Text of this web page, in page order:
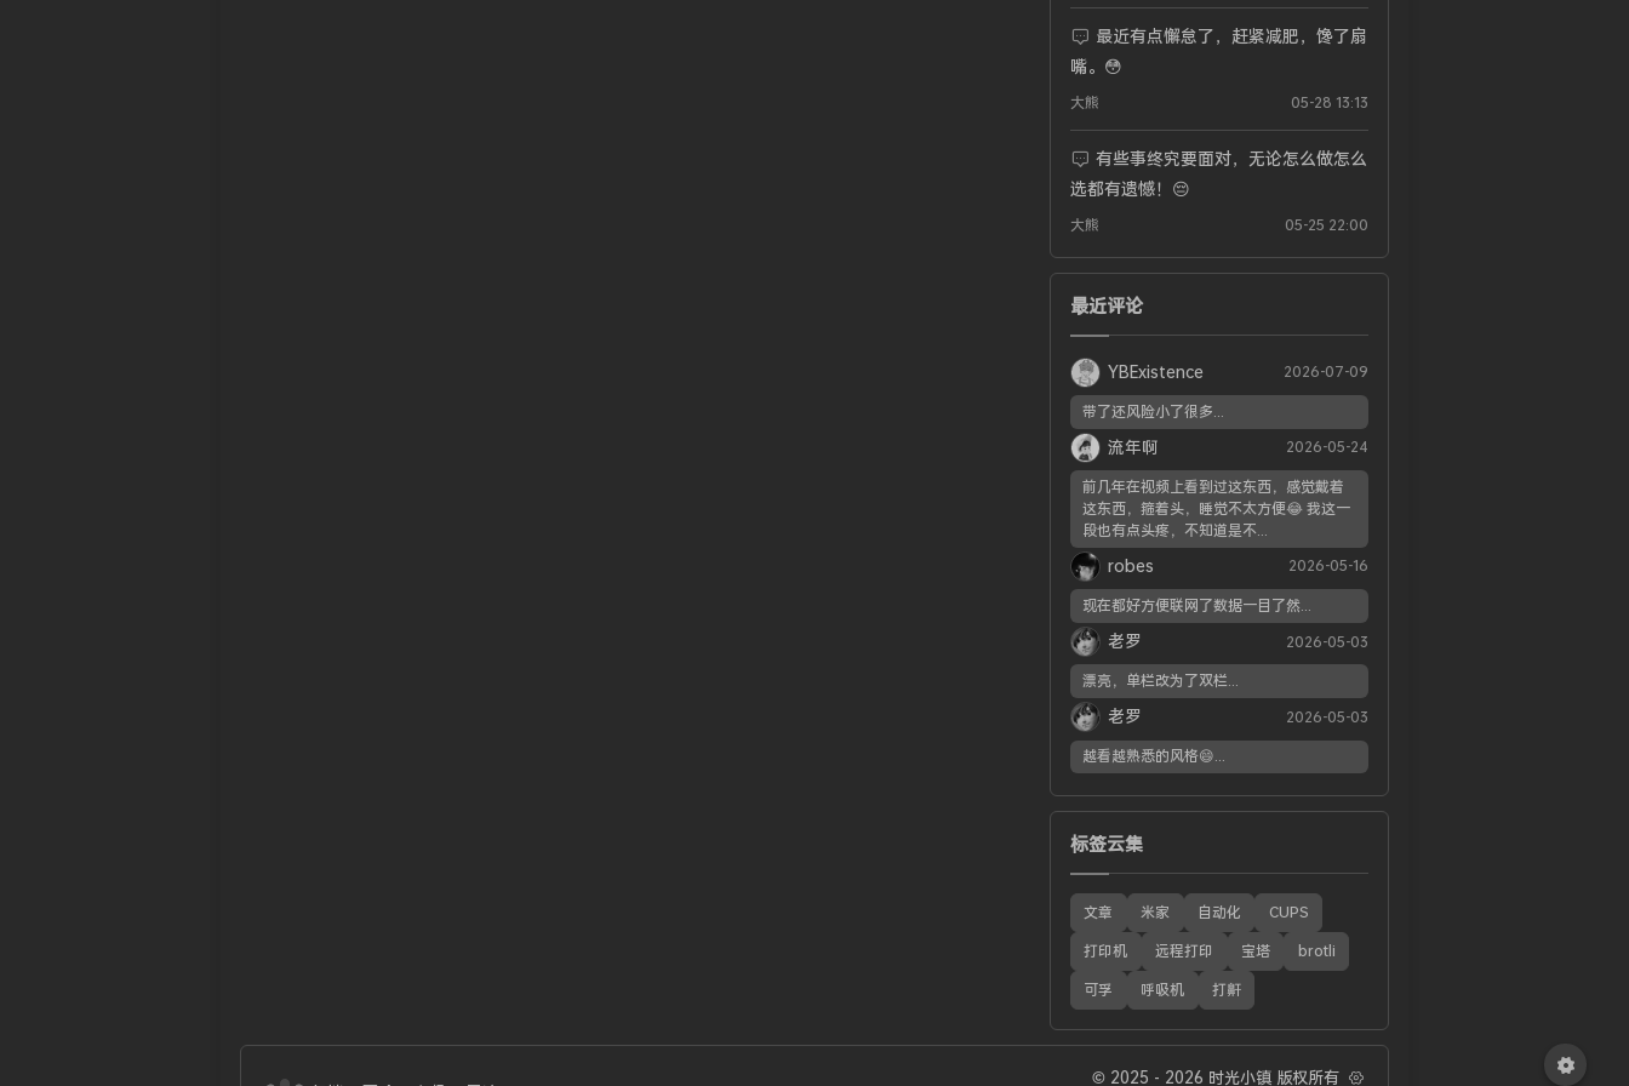
最近有点懈怠了，赶紧减肥，馋了扇
嘴。😳
大熊 05-28 13:13
有些事终究要面对，无论怎么做怎么
选都有遗憾！😔
大熊 05-25 22:00
最近评论
YBExistence 2026-07-09
带了还风险小了很多...
流年啊 2026-05-24
前几年在视频上看到过这东西，感觉戴着
这东西，箍着头，睡觉不太方便😂 我这一
段也有点头疼，不知道是不...
robes 2026-05-16
现在都好方便联网了数据一目了然...
老罗 2026-05-03
漂亮，单栏改为了双栏...
老罗 2026-05-03
越看越熟悉的风格😄...
标签云集
文章 米家 自动化 CUPS
打印机 远程打印 宝塔 brotli
可孚 呼吸机 打鼾
© 2025 - 2026 时光小镇 版权所有